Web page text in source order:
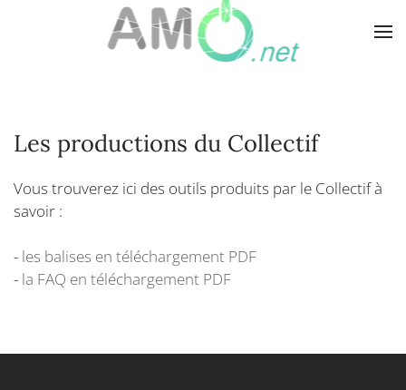
Les productions du Collectif
Vous trouverez ici des outils produits par le Collectif à
savoir :
- les balises en téléchargement PDF
- la FAQ en téléchargement PDF